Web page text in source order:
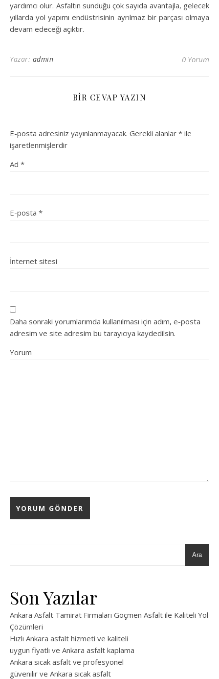
yardımcı olur. Asfaltın sunduğu çok sayıda avantajla, gelecek
yıllarda yol yapımı endüstrisinin ayrılmaz bir parçası olmaya
devam edeceği açıktır.
Yazar: admin 0 Yorum
BIR CEVAP YAZIN
E-posta adresiniz yayınlanmayacak. Gerekli alanlar * ile
işaretlenmişlerdir
Ad *
E-posta *
İnternet sitesi
Daha sonraki yorumlarımda kullanılması için adım, e-posta
adresim ve site adresim bu tarayıcıya kaydedilsin.
Yorum
Ara
Son Yazılar
Ankara Asfalt Tamirat Firmaları Göçmen Asfalt ile Kaliteli Yol
Çözümleri
Hızlı Ankara asfalt hizmeti ve kaliteli
uygun fiyatlı ve Ankara asfalt kaplama
Ankara sıcak asfalt ve profesyonel
güvenilir ve Ankara sıcak asfalt